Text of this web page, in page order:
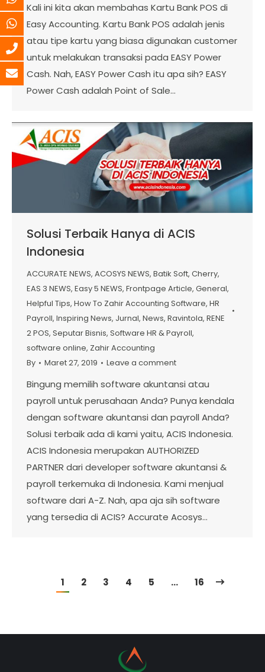
Kali ini kita akan membahas Kartu Bank POS di
Easy Accounting. Kartu Bank POS adalah jenis
atau tipe kartu yang biasa digunakan customer
untuk melakukan transaksi pada EASY Power
Cash. Nah, EASY Power Cash itu apa sih? EASY
Power Cash adalah Point of Sale…
Solusi Terbaik Hanya di ACIS
Indonesia
ACCURATE NEWS, ACOSYS NEWS, Batik Soft, Cherry,
EAS 3 NEWS, Easy 5 NEWS, Frontpage Article, General,
Helpful Tips, How To Zahir Accounting Software, HR
Payroll, Inspiring News, Jurnal, News, Ravintola, RENE
2 POS, Seputar Bisnis, Software HR & Payroll,
software online, Zahir Accounting
By
Maret 27, 2019 Leave a comment
Bingung memilih software akuntansi atau
payroll untuk perusahaan Anda? Punya kendala
dengan software akuntansi dan payroll Anda?
Solusi terbaik ada di kami yaitu, ACIS Indonesia.
ACIS Indonesia merupakan AUTHORIZED
PARTNER dari developer software akuntansi &
payroll terkemuka di Indonesia. Kami menjual
software dari A-Z. Nah, apa aja sih software
yang tersedia di ACIS? Accurate Acosys…
1 2 3 4 5 … 16